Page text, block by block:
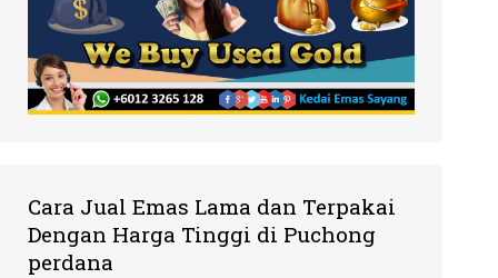
Cara Jual Emas Lama dan Terpakai
Dengan Harga Tinggi di Puchong
perdana